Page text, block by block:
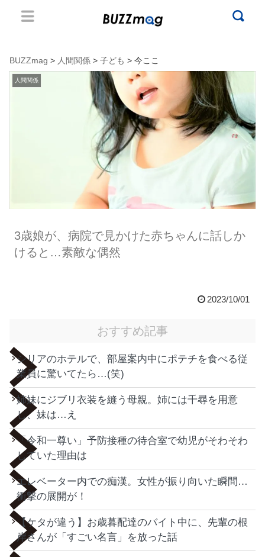
BUZZmag > 人間関係 > 子ども > 今ここ
人間関係
3歳娘が、病院で見かけた赤ちゃんに話しか
けると…素敵な偶然
2023/10/01
おすすめ記事
シリアのホテルで、部屋案内中にポテチを食べる従
業員に驚いてたら…(笑)
姉妹にジブリ衣装を縫う母親。姉には千尋を用意
し、妹は…え
「令和一尊い」予防接種の待合室で幼児がそわそわ
していた理由は
エレベーター内での痴漢。女性が振り向いた瞬間…
衝撃の展開が！
【ケタが違う】お歳暮配達のバイト中に、先輩の根
岸さんが「すごい名言」を放った話